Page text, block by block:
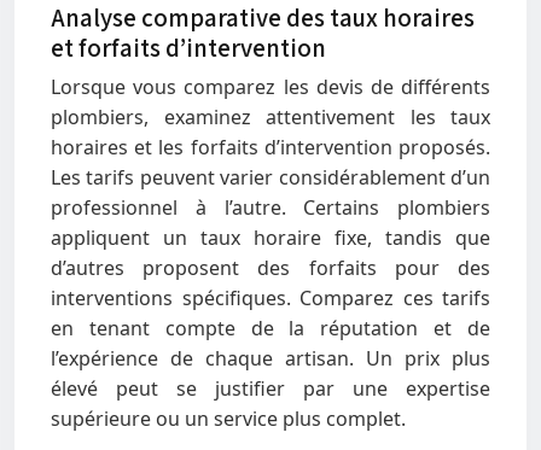
Analyse comparative des taux horaires
et forfaits d’intervention
Lorsque vous comparez les devis de différents
plombiers, examinez attentivement les taux
horaires et les forfaits d’intervention proposés.
Les tarifs peuvent varier considérablement d’un
professionnel à l’autre. Certains plombiers
appliquent un taux horaire fixe, tandis que
d’autres proposent des forfaits pour des
interventions spécifiques. Comparez ces tarifs
en tenant compte de la réputation et de
l’expérience de chaque artisan. Un prix plus
élevé peut se justifier par une expertise
supérieure ou un service plus complet.